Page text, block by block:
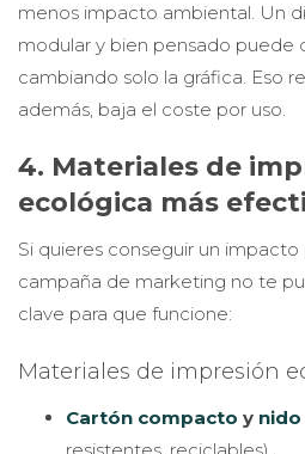
menos impacto ambiental. Un
modular y bien pensado puede
cambiando solo la gráfica. Eso
además, baja el coste por uso.
4. Materiales de
ecológica más
Si quieres conseguir un
campaña de marketing no te
clave para que funcione:
Materiales de impresión
Cartón compacto y nido